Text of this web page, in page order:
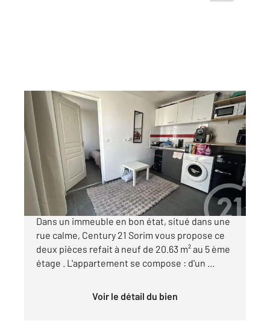
PARIS 75018
20,63 m
, 2 pièces
Ref : 4363
Appartement F2 à vendre
180 000 €
Marcadets poissonniers CALME, LUMINEUX
Dans un immeuble en bon état, situé dans une
rue calme, Century 21 Sorim vous propose ce
deux pièces refait à neuf de 20.63 m² au 5 ème
étage . L'appartement se compose : d'un ...
Voir le détail du bien